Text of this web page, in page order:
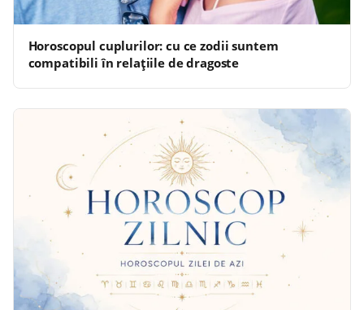
Horoscopul cuplurilor: cu ce zodii suntem
compatibili în relațiile de dragoste